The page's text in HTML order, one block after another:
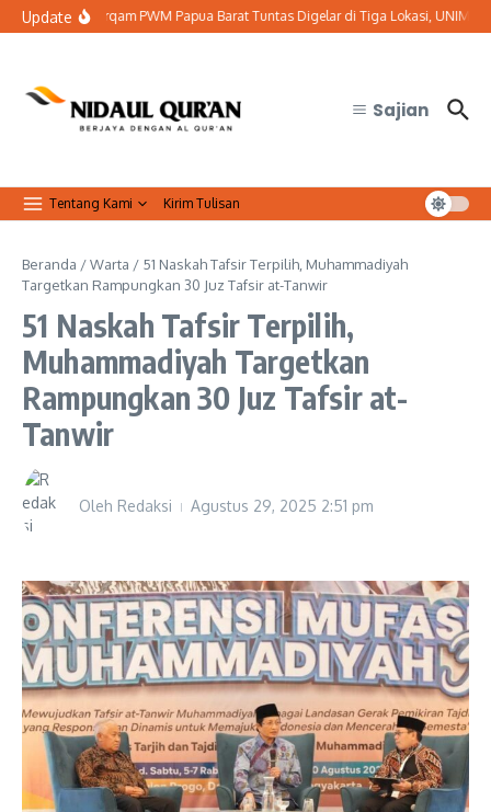
Lewati ke konten
UpdateBaitul Arqam PWM Papua Barat Tuntas Digelar di Tiga Lokasi,
Sajian
Tentang Kami Kirim Tulisan
Beranda /Warta / 51 Naskah Tafsir Terpilih, Muhammadiyah
Targetkan Rampungkan 30 Juz Tafsir at-Tanwir
51 Naskah Tafsir Terpilih,
Muhammadiyah Targetkan
Rampungkan 30 Juz Tafsir at-
Tanwir
Oleh Redaksi Agustus 29, 2025 2:51 pm